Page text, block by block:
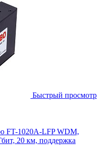
Быстрый просмотр
FT-1020A-LFP WDM,
20 км, поддержка